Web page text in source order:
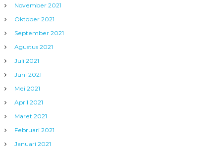
November 2021
Oktober 2021
September 2021
Agustus 2021
Juli 2021
Juni 2021
Mei 2021
April 2021
Maret 2021
Februari 2021
Januari 2021